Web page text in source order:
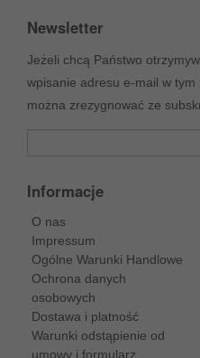
Newsletter
Jeżeli chcą Państwo
wpisanie adresu e-mail w
można zrezygnować ze
Informacje
O nas
Impressum
Ogólne Warunki Handlowe
Ochrona danych
osobowych
Dostawa i platność
Warunki odstąpienie od
umowy i formularz